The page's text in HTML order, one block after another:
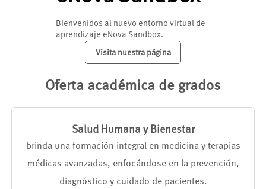
Bienvenidos al nuevo entorno virtual de
aprendizaje eNova Sandbox.
Visita nuestra página
Oferta académica de grados
Salud Humana y Bienestar
brinda una formación integral en medicina y terapias
médicas avanzadas, enfocándose en la prevención,
diagnóstico y cuidado de pacientes.